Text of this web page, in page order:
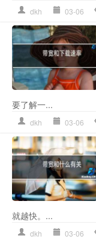
dkh 03-06
要了解一...
dkh 03-06
就越快。...
dkh 03-06